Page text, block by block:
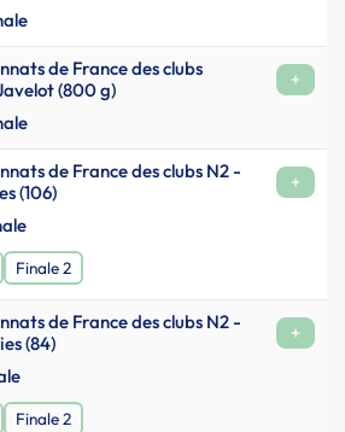
de France des clubs
(800 g)
+
de France des clubs N2 -
(106)
+
Finale 2
de France des clubs N2 -
(84)
+
Finale 2